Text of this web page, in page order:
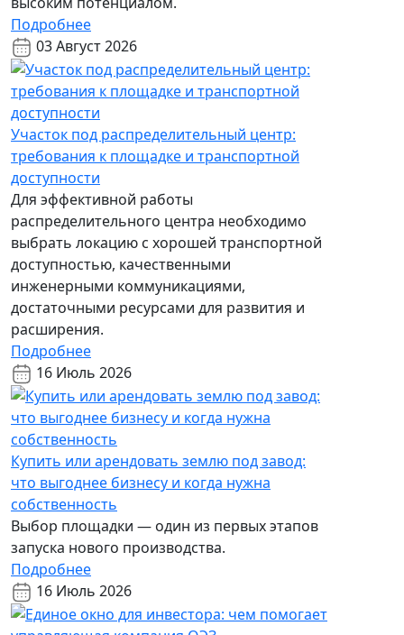
Подробнее
03 Август 2026
Участок под распределительный центр:
требования к площадке и транспортной
доступности
Для эффективной работы
распределительного центра необходимо
выбрать локацию с хорошей транспортной
доступностью, качественными
инженерными коммуникациями,
достаточными ресурсами для развития и
расширения.
Подробнее
16 Июль 2026
Купить или арендовать землю под завод:
что выгоднее бизнесу и когда нужна
собственность
Выбор площадки — один из первых этапов
запуска нового производства.
Подробнее
16 Июль 2026